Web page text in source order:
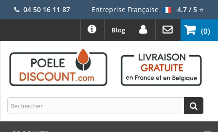
04 50 16 11 87 Entreprise Française 4.7 / 5⭐
(0)
Blog